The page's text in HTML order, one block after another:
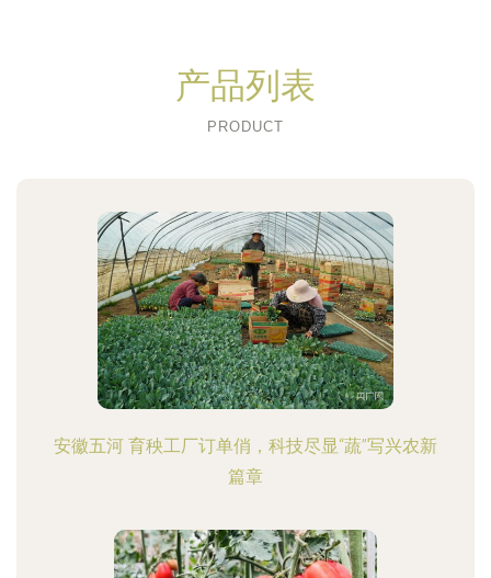
产品列表
PRODUCT
安徽五河 育秧工厂订单俏，科技尽显“蔬”写兴农新
篇章